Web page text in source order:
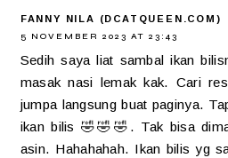
FANNY NILA (DCATQUEEN.COM)
5 NOVEMBER 2023 AT 23:43
Sedih saya liat sambal ikan
masak nasi lemak kak. Cari
jumpa langsung buat paginya.
ikan bilis 🤣🤣🤣. Tak bisa
asin. Hahahahah. Ikan bilis yg